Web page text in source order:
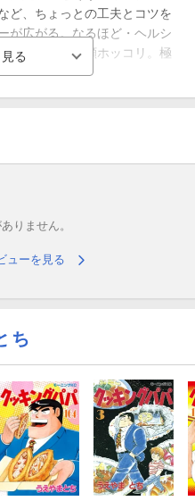
ど、ちょっとの工夫とコツを
が広がる。なるほど・ヘルシ
ピカ一、笑顔ホッコリ。極
りません。
ューを見る
ち